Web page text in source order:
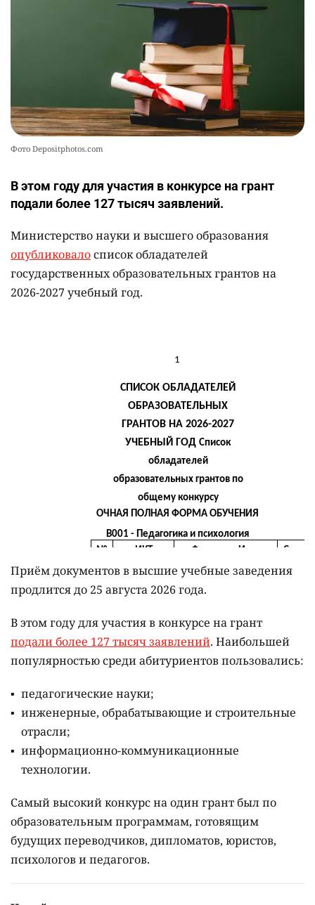
💻 В школах Казахстана изменили название и
содержание некоторых предметов
19
Фото Depositphotos.com
В этом году для участия в конкурсе на грант
подали более 127 тысяч заявлений.
Министерство науки и высшего образования
опубликовалосписок обладателей
государственных образовательных грантов на
2026-2027 учебный год.
Приём документов в высшие учебные заведения
продлится до 25 августа 2026 года.
В этом году для участия в конкурсе на грант
подали более 127 тысяч заявлений. Наибольшей
популярностью среди абитуриентов пользовались:
педагогические науки;
инженерные, обрабатывающие и строительные
отрасли;
информационно-коммуникационные
технологии.
Самый высокий конкурс на один грант был по
образовательным программам, готовящим
будущих переводчиков, дипломатов, юристов,
психологов и педагогов.